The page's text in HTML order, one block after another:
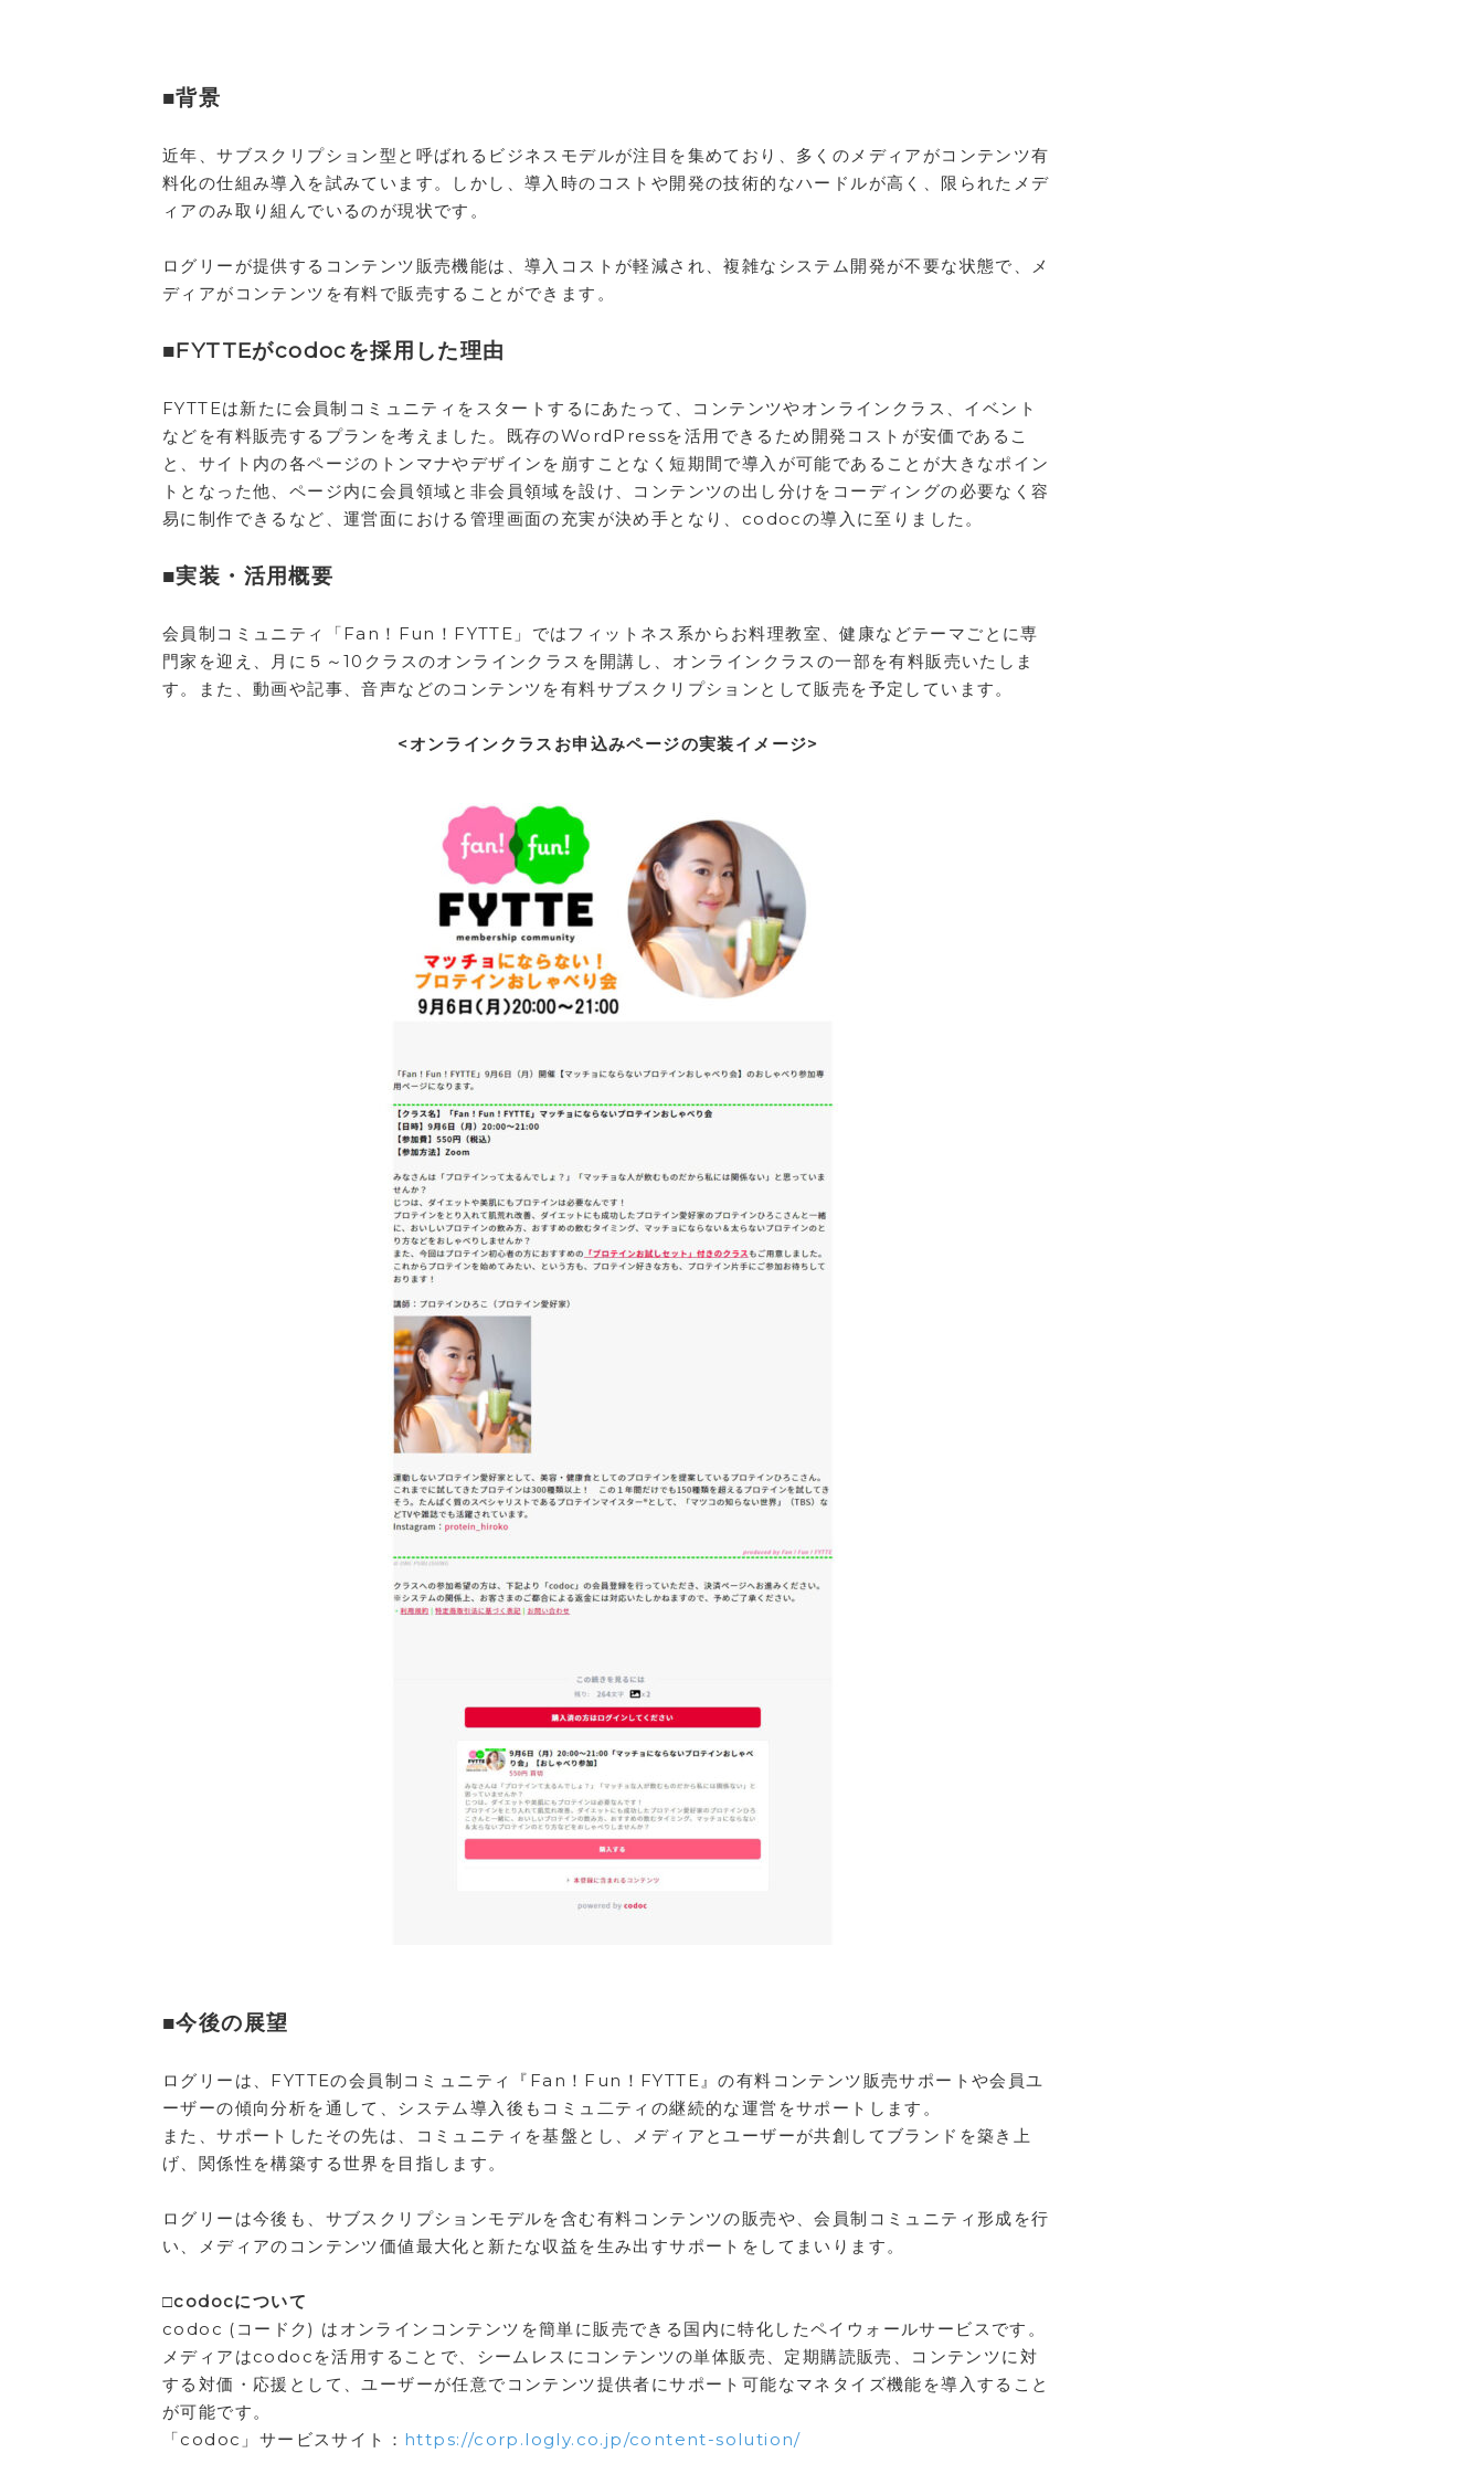
■背景
近年、サブスクリプション型と呼ばれるビジネスモデルが注目を集めており、多くのメディアがコンテンツ有
料化の仕組み導入を試みています。しかし、導入時のコストや開発の技術的なハードルが高く、限られたメデ
ィアのみ取り組んでいるのが現状です。
ログリーが提供するコンテンツ販売機能は、導入コストが軽減され、複雑なシステム開発が不要な状態で、メ
ディアがコンテンツを有料で販売することができます。
■FYTTEがcodocを採用した理由
FYTTEは新たに会員制コミュニティをスタートするにあたって、コンテンツやオンラインクラス、イベント
などを有料販売するプランを考えました。既存のWordPressを活用できるため開発コストが安価であるこ
と、サイト内の各ページのトンマナやデザインを崩すことなく短期間で導入が可能であることが大きなポイン
トとなった他、ページ内に会員領域と非会員領域を設け、コンテンツの出し分けをコーディングの必要なく容
易に制作できるなど、運営面における管理画面の充実が決め手となり、codocの導入に至りました。
■実装・活用概要
会員制コミュニティ「Fan！Fun！FYTTE」ではフィットネス系からお料理教室、健康などテーマごとに専
門家を迎え、月に５～10クラスのオンラインクラスを開講し、オンラインクラスの一部を有料販売いたしま
す。また、動画や記事、音声などのコンテンツを有料サブスクリプションとして販売を予定しています。
<オンラインクラスお申込みページの実装イメージ>
■今後の展望
ログリーは、FYTTEの会員制コミュニティ『Fan！Fun！FYTTE』の有料コンテンツ販売サポートや会員ユ
ーザーの傾向分析を通して、システム導入後もコミュ二ティの継続的な運営をサポートします。
また、サポートしたその先は、コミュニティを基盤とし、メディアとユーザーが共創してブランドを築き上
げ、関係性を構築する世界を目指します。
ログリーは今後も、サブスクリプションモデルを含む有料コンテンツの販売や、会員制コミュニティ形成を行
い、メディアのコンテンツ価値最大化と新たな収益を生み出すサポートをしてまいります。
□codocについて
codoc (コードク) はオンラインコンテンツを簡単に販売できる国内に特化したペイウォールサービスです。
メディアはcodocを活用することで、シームレスにコンテンツの単体販売、定期購読販売、コンテンツに対
する対価・応援として、ユーザーが任意でコンテンツ提供者にサポート可能なマネタイズ機能を導入すること
が可能です。
「codoc」サービスサイト： https://corp.logly.co.jp/content-solution/